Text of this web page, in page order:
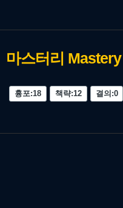
마스터리 Mastery
흉포:18 책략:12 결의:0